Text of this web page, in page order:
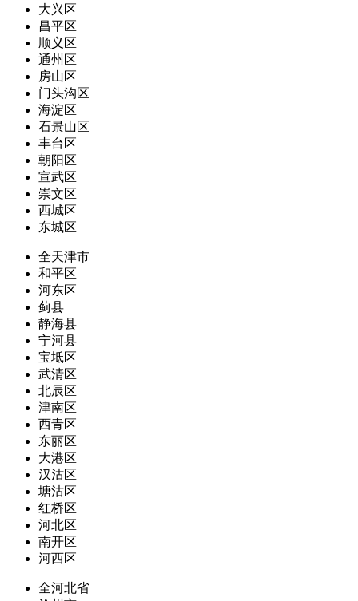
大兴区
昌平区
顺义区
通州区
房山区
门头沟区
海淀区
石景山区
丰台区
朝阳区
宣武区
崇文区
西城区
东城区
全天津市
和平区
河东区
蓟县
静海县
宁河县
宝坻区
武清区
北辰区
津南区
西青区
东丽区
大港区
汉沽区
塘沽区
红桥区
河北区
南开区
河西区
全河北省